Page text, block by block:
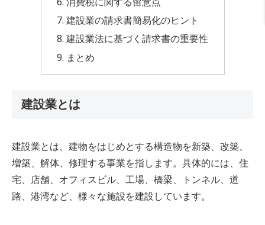
建設業の請求書簡易化のヒント
建設業法に基づく請求書の重要性
まとめ
建設業とは
建設業とは、建物をはじめとする構造物を新築、改築、
増築、解体、修理する事業を指します。具体的には、住
宅、店舗、オフィスビル、工場、橋梁、トンネル、道
路、港湾など、様々な施設を建設しています。